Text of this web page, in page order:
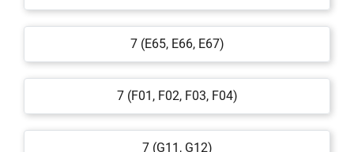
7 (E65, E66, E67)
7 (F01, F02, F03, F04)
7 (G11, G12)